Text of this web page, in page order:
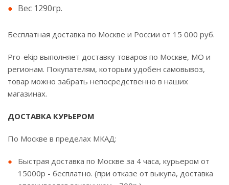
Вес 1290гр.
Бесплатная доставка по Москве и России от 15 000 руб.
Pro-ekip выполняет доставку товаров по Москве, МО и
регионам. Покупателям, которым удобен самовывоз,
товар можно забрать непосредственно в наших
магазинах.
ДОСТАВКА КУРЬЕРОМ
По Москве в пределах МКАД:
Быстрая доставка по Москве за 4 часа, курьером от
15000р - бесплатно. (при отказе от выкупа, доставка